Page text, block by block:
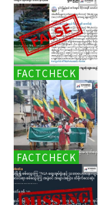
FACTCHECK
FACTCHECK